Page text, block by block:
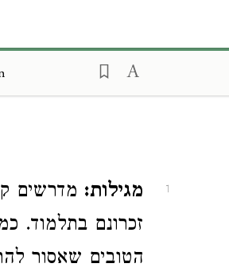
1 מגילות: מדרשים
זכרונם בתלמוד.
הטובים שאסור